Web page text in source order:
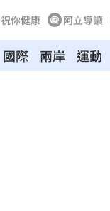
祝你健康 阿立導讀
國際 兩岸 運動